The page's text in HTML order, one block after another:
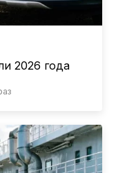
2026 года